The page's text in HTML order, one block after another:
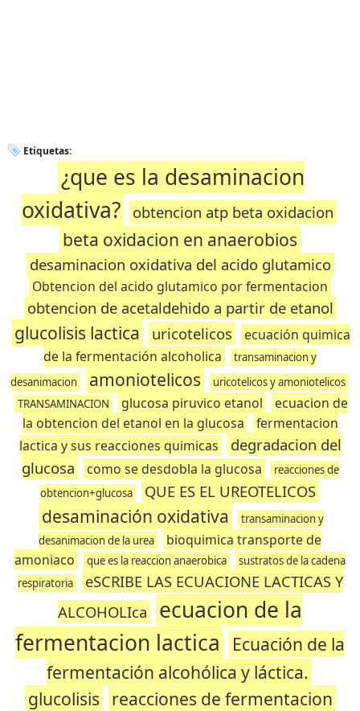
Etiquetas:
¿que es la desaminacion
oxidativa?
obtencion atp beta oxidacion
beta oxidacion en anaerobios
desaminacion oxidativa del acido glutamico
Obtencion del acido glutamico por fermentacion
obtencion de acetaldehido a partir de etanol
glucolisis lactica uricotelicos
ecuación quimica
de la fermentación alcoholica
transaminacion y
desanimacion
amoniotelicos
uricotelicos y amoniotelicos
TRANSAMINACION
glucosa piruvico etanol
ecuacion de
la obtencion del etanol en la glucosa
fermentacion
lactica y sus reacciones quimicas
degradacion del
glucosa
como se desdobla la glucosa
reacciones de
obtencion+glucosa
QUE ES EL UREOTELICOS
desaminación oxidativa
transaminacion y
desanimacion de la urea
bioquimica transporte de
amoniaco
que es la reaccion anaerobica
sustratos de la cadena
respiratoria
eSCRIBE LAS ECUACIONE LACTICAS Y
ALCOHOLIca
ecuacion de la
fermentacion lactica
Ecuación de la
fermentación alcohólica y láctica.
glucolisis reacciones de fermentacion